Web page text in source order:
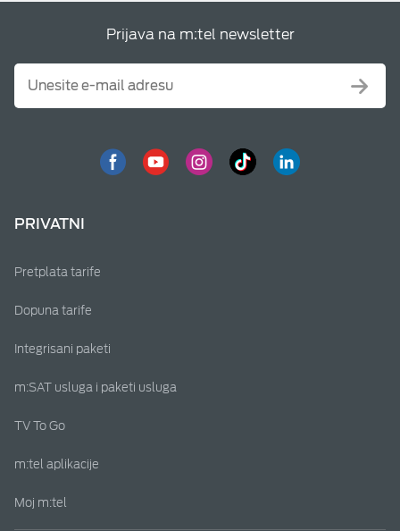
Prijava na m:tel newsletter
PRIVATNI
Pretplata tarife
Dopuna tarife
Integrisani paketi
m:SAT usluga i paketi usluga
TV To Go
m:tel aplikacije
Moj m:tel